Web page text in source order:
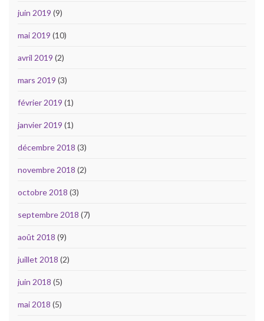
juin 2019 (9)
mai 2019 (10)
avril 2019 (2)
mars 2019 (3)
février 2019 (1)
janvier 2019 (1)
décembre 2018 (3)
novembre 2018 (2)
octobre 2018 (3)
septembre 2018 (7)
août 2018 (9)
juillet 2018 (2)
juin 2018 (5)
mai 2018 (5)